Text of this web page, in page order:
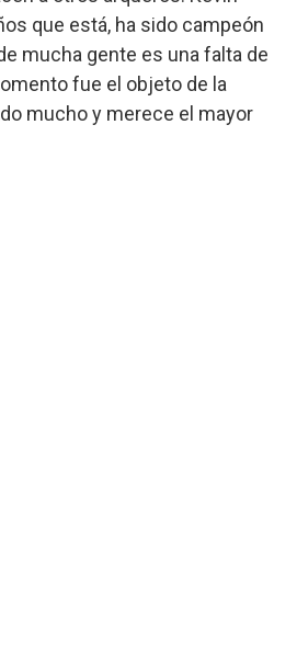
que está, ha sido campeón
mucha gente es una falta de
fue el objeto de la
mucho y merece el mayor